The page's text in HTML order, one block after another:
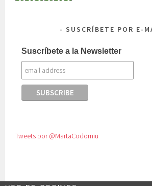
SUSCRÍBETE POR E-
Suscríbete a la Newsletter
Tweets por @MartaCodorniu